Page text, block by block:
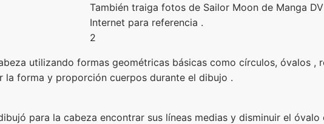
También traiga fotos de Sailor Moon de Manga
Internet para referencia .
2
utilizando formas geométricas básicas como círculos, óvalos ,
la forma y proporción cuerpos durante el dibujo .
para la cabeza encontrar sus líneas medias y disminuir el